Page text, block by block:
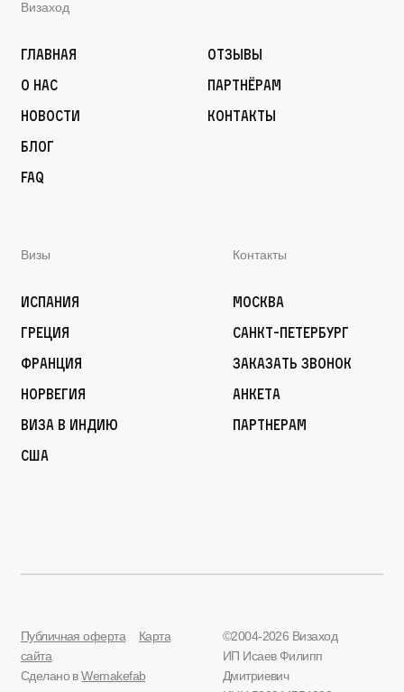
Визаход
Главная
О нас
Новости
Блог
FAQ
Отзывы
Партнёрам
Контакты
Визы
Испания
Греция
Франция
Норвегия
Виза в Индию
США
Контакты
Москва
Санкт-Петербург
Заказать звонок
Анкета
Партнерам
Публичная оферта
Карта
сайта
Сделано вWemakefab
©2004-2026 Визаход
ИП Исаев Филипп
Дмитриевич